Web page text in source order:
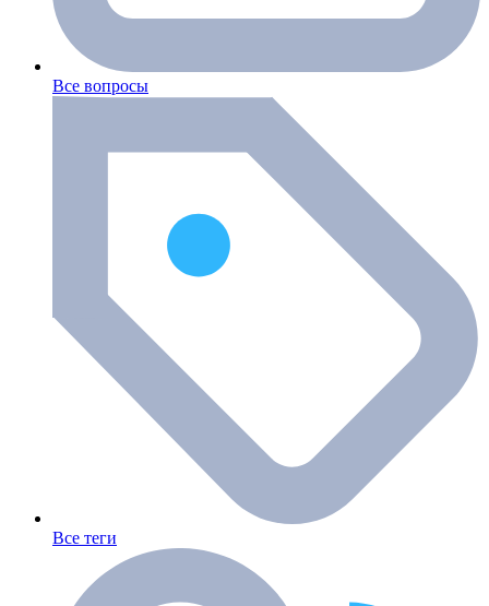
Все вопросы
Все теги